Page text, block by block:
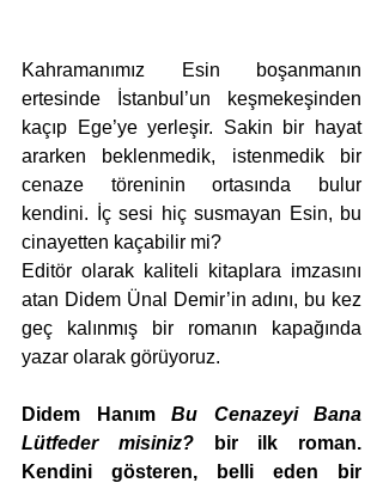
Kahramanımız Esin boşanmanın
ertesinde İstanbul’un keşmekeşinden
kaçıp Ege’ye yerleşir. Sakin bir hayat
ararken beklenmedik, istenmedik bir
cenaze töreninin ortasında bulur
kendini. İç sesi hiç susmayan Esin, bu
cinayetten kaçabilir mi?
Editör olarak kaliteli kitaplara imzasını
atan Didem Ünal Demir’in adını, bu kez
geç kalınmış bir romanın kapağında
yazar olarak görüyoruz.
Didem Hanım Bu Cenazeyi Bana
Lütfeder misiniz? bir ilk roman.
Kendini gösteren, belli eden bir